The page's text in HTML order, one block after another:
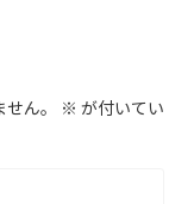
ん。 ※ が付いてい